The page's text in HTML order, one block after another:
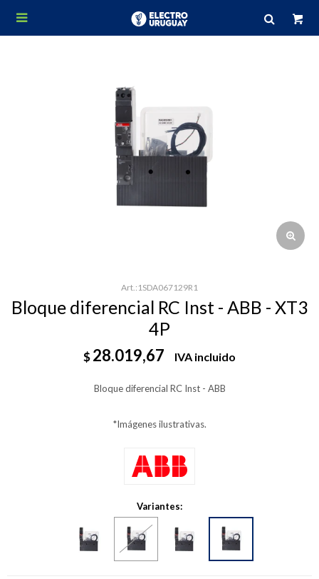

1SDA067129R1
Bloque diferencial RC Inst - ABB - XT3
4P
$28.019,67 IVA incluido
Bloque diferencial RC Inst - ABB
*Imágenes ilustrativas.
Variantes: